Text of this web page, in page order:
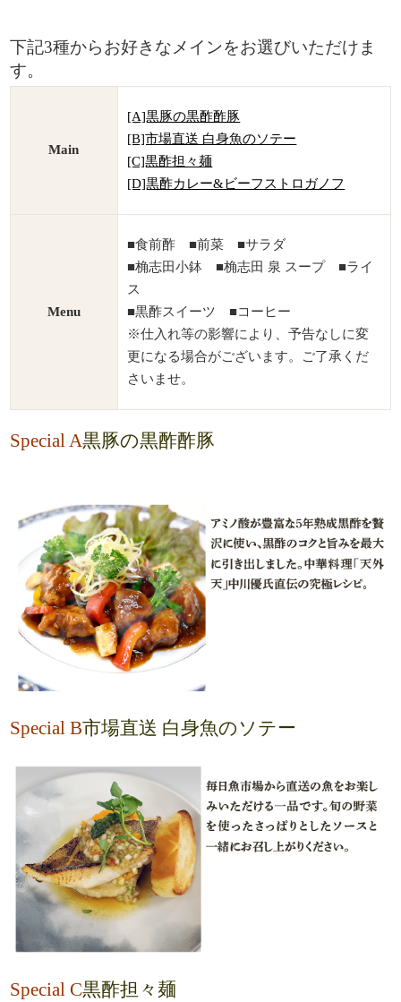
下記3種からお好きなメインをお選びいただけま
す。
Main
[A]黒豚の黒酢酢豚
[B]市場直送 白身魚のソテー
[C]黒酢担々麺
[D]黒酢カレー&ビーフストロガノフ
Menu
■食前酢 ■前菜 ■サラダ
■桷志田小鉢 ■桷志田 泉 スープ ■ライ
ス
■黒酢スイーツ ■コーヒー
※仕入れ等の影響により、予告なしに変
更になる場合がございます。ご了承くだ
さいませ。
Special A黒豚の黒酢酢豚
Special B市場直送 白身魚のソテー
Special C黒酢担々麺